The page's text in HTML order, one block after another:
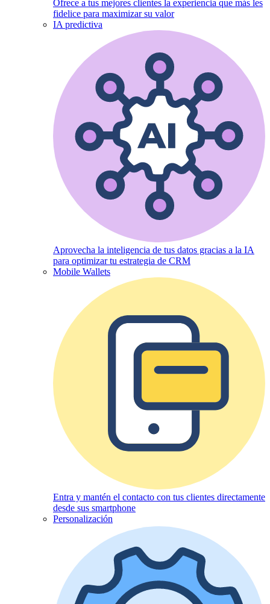
Ofrece a tus mejores clientes la experiencia que más les
fidelice para maximizar su valor
IA predictiva
Aprovecha la inteligencia de tus datos gracias a la IA
para optimizar tu estrategia de CRM
Mobile Wallets
Entra y mantén el contacto con tus clientes directamente
desde sus smartphone
Personalización